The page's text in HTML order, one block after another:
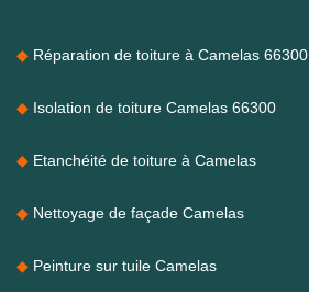
Réparation de toiture à Camelas 66300
Isolation de toiture Camelas 66300
Etanchéité de toiture à Camelas
Nettoyage de façade Camelas
Peinture sur tuile Camelas